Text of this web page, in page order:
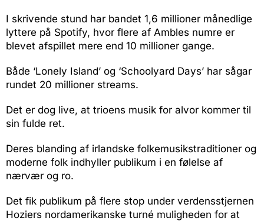
I skrivende stund har bandet 1,6 millioner månedlige
lyttere på Spotify, hvor flere af Ambles numre er
blevet afspillet mere end 10 millioner gange.
Både ‘Lonely Island’ og ‘Schoolyard Days’ har sågar
rundet 20 millioner streams.
Det er dog live, at trioens musik for alvor kommer til
sin fulde ret.
Deres blanding af irlandske folkemusikstraditioner og
moderne folk indhyller publikum i en følelse af
nærvær og ro.
Det fik publikum på flere stop under verdensstjernen
Hoziers nordamerikanske turné muligheden for at